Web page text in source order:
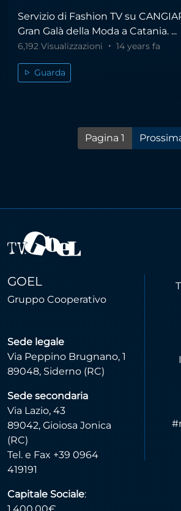
Servizio di Fashion TV su
Gran Galà della Moda a Catania. ...
6,192 Visualizzazioni 14 years fa
Guarda
Pagina 1 Pagina
GOEL
Gruppo Cooperativo
Sede legale
Via Peppino Brugnano, 1
89048, Siderno (RC)
Sede secondaria
Via Lazio, 43
89042, Gioiosa Jonica
(RC)
Tel. e Fax +39 0964
419191
Capitale Sociale: